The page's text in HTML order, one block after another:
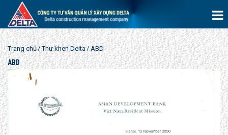
Trang chủ Thư khen Delta ABD
ABD